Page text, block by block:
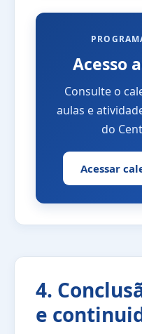
Acesso
Consulte o
aulas e
do
Acessar
4.
e